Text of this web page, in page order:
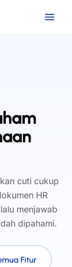
cuti cukup
HR
menjawab
dipahami.
Fitur